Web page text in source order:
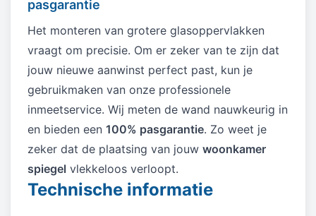
pasgarantie
Het monteren van grotere glasoppervlakken
vraagt om precisie. Om er zeker van te zijn dat
jouw nieuwe aanwinst perfect past, kun je
gebruikmaken van onze professionele
inmeetservice. Wij meten de wand nauwkeurig in
en bieden een 100% pasgarantie. Zo weet je
zeker dat de plaatsing van jouw woonkamer
spiegel vlekkeloos verloopt.
Technische informatie